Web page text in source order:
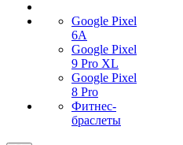
Google Pixel
6A
Google Pixel
9 Pro XL
Google Pixel
8 Pro
Фитнес-
браслеты